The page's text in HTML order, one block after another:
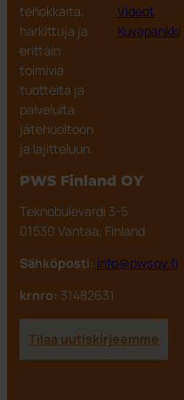
tehokkaita,
harkittuja ja
erittäin
toimivia
tuotteita ja
palveluita
jätehuoltoon
ja lajitteluun.
Videot
Kuvapankki
PWS Finland OY
Teknobulevardi 3-5
01530 Vantaa, Finland
Sähköposti: info@pwsoy.fi
krnro: 31482631
Tilaa uutiskirjeemme